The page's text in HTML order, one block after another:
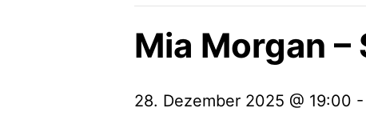
Mia Morgan
28. Dezember 2025 @ 19:00 -